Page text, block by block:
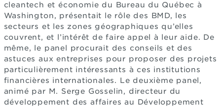
cleantech et économie du Bureau du Québec à
Washington, présentait le rôle des BMD, les
secteurs et les zones géographiques qu’elles
couvrent, et l’intérêt de faire appel à leur aide. De
même, le panel procurait des conseils et des
astuces aux entreprises pour proposer des projets
particulièrement intéressants à ces institutions
financières internationales. Le deuxième panel,
animé par M. Serge Gosselin, directeur du
développement des affaires au Développement